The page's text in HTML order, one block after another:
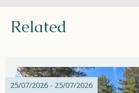
Related
25/07/2026 - 25/07/2026